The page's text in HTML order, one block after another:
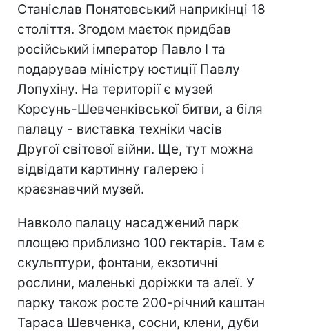
Станіслав Понятовський наприкінці 18
століття. Згодом маєток придбав
російський імператор Павло І та
подарував міністру юстиції Павлу
Лопухіну. На території є музей
Корсунь-Шевченківської битви, а біля
палацу - виставка техніки часів
Другої світової війни. Ще, тут можна
відвідати картинну галерею і
краєзнавчий музей.
Навколо палацу насаджений парк
площею приблизно 100 гектарів. Там є
скульптури, фонтани, екзотичні
рослини, маленькі доріжки та алеї. У
парку також росте 200-річний каштан
Тараса Шевченка, сосни, клени, дуби